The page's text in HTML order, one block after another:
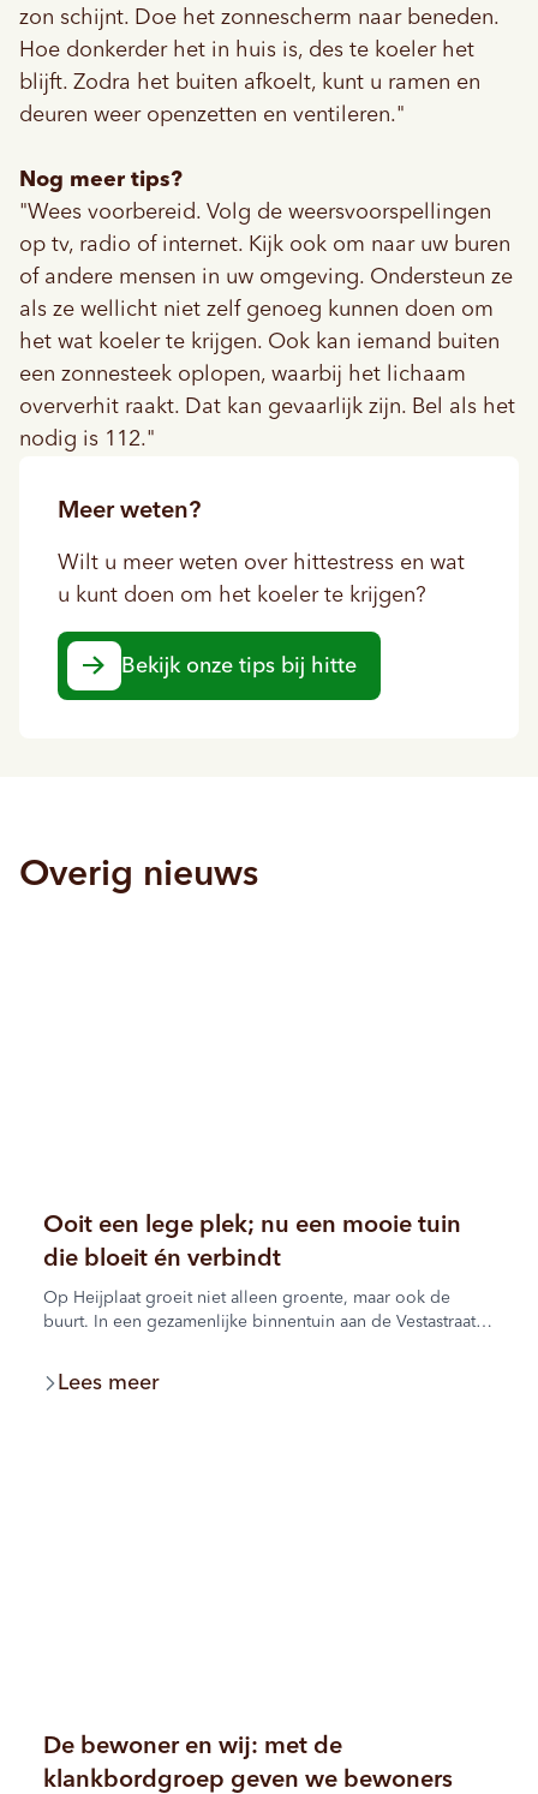
zon schijnt. Doe het zonnescherm naar beneden.
Hoe donkerder het in huis is, des te koeler het
blijft. Zodra het buiten afkoelt, kunt u ramen en
deuren weer openzetten en ventileren."
Nog meer tips?
"Wees voorbereid. Volg de weersvoorspellingen
op tv, radio of internet. Kijk ook om naar uw buren
of andere mensen in uw omgeving. Ondersteun ze
als ze wellicht niet zelf genoeg kunnen doen om
het wat koeler te krijgen. Ook kan iemand buiten
een zonnesteek oplopen, waarbij het lichaam
oververhit raakt. Dat kan gevaarlijk zijn. Bel als het
nodig is 112."
Meer weten?
Wilt u meer weten over hittestress en wat
u kunt doen om het koeler te krijgen?
Bekijk onze tips bij hitte
Overig nieuws
Ooit een lege plek; nu een mooie tuin
die bloeit én verbindt
Op Heijplaat groeit niet alleen groente, maar ook de
buurt. In een gezamenlijke binnentuin aan de Vestastraat
waar iedereen elkaar tegenkomt.
Lees meer
De bewoner en wij: met de
klankbordgroep geven we bewoners